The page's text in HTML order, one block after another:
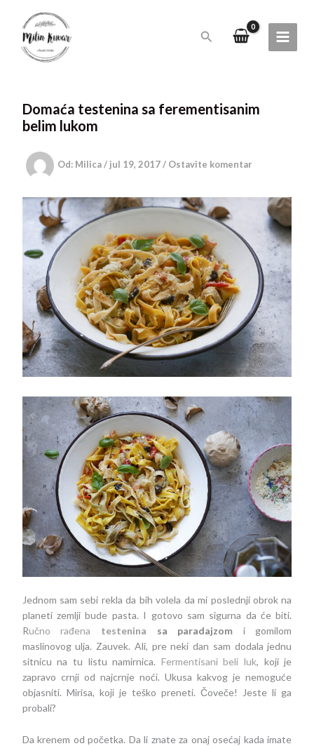
sadržaj
Pretraga
Domaća testenina sa ferementisanim
belim lukom
Od: Milica/ jul 19, 2017/ Ostavite komentar
Jednom sam sebi rekla da bih volela da mi poslednji obrok na
planeti zemlji bude pasta. I gotovo sam sigurna da će biti.
Ručno rađena testenina sa paradajzom i gomilom
maslinovog ulja. Zauvek. Ali, pre neki dan sam dodala jednu
sitnicu na tu listu namirnica. Fermentisani beli luk, koji je
zapravo crnji od najcrnje noći. Ukusa kakvog je nemoguće
objasniti. Mirisa, koji je teško preneti. Čoveče! Jeste li ga
probali?
Da krenem od početka. Da li znate za onaj osećaj kada imate